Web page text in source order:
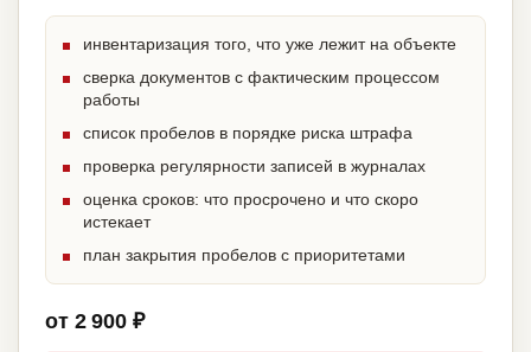
инвентаризация того, что уже лежит на объекте
сверка документов с фактическим процессом
работы
список пробелов в порядке риска штрафа
проверка регулярности записей в журналах
оценка сроков: что просрочено и что скоро
истекает
план закрытия пробелов с приоритетами
от 2 900 ₽